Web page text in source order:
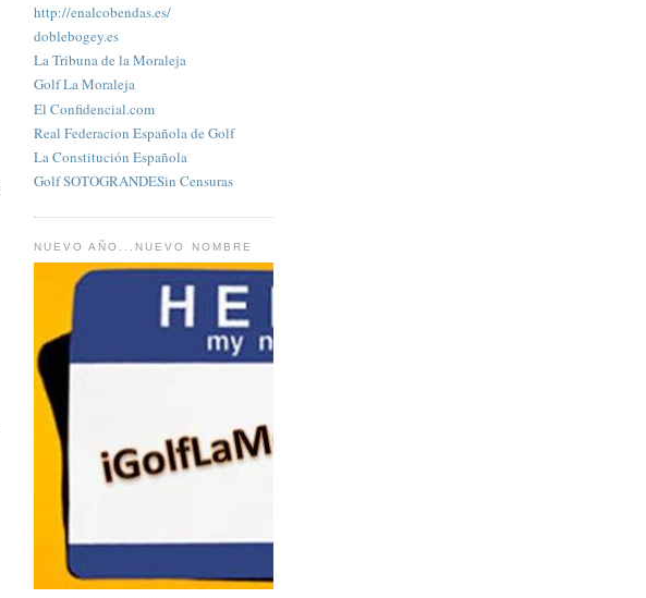
http://enalcobendas.es/
doblebogey.es
La Tribuna de la Moraleja
Golf La Moraleja
El Confidencial.com
Real Federacion Española de Golf
La Constitución Española
Golf SOTOGRANDESin Censuras
NUEVO AÑO...NUEVO NOMBRE